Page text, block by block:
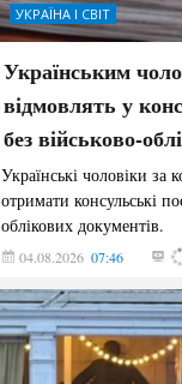
УКРАЇНА І СВІТ
Українським
відмовлять у
без військово-
Українські чоловіки
отримати консульські
облікових документів.
04.08.2026 07:46